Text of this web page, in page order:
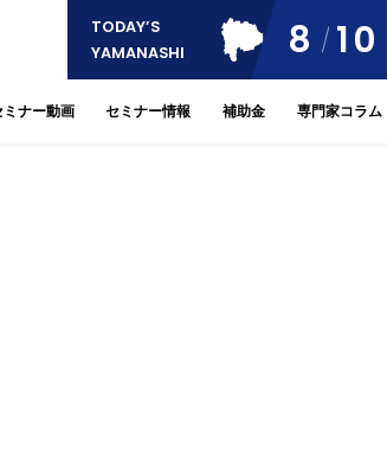
TODAY’S
YAMANASHI
8 10
ミナー動画 セミナー情報 補助金 専門家コラム